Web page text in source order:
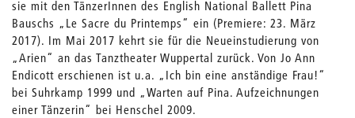
sie mit den TänzerInnen des English National Ballett Pina
Bauschs „Le Sacre du Printemps“ ein (Premiere: 23. März
2017). Im Mai 2017 kehrt sie für die Neueinstudierung von
„Arien“ an das Tanztheater Wuppertal zurück. Von Jo Ann
Endicott erschienen ist u.a. „Ich bin eine anständige Frau!“
bei Suhrkamp 1999 und „Warten auf Pina. Aufzeichnungen
einer Tänzerin“ bei Henschel 2009.